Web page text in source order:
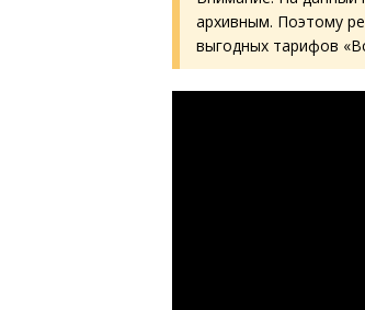
архивным. Поэтому
выгодных тарифов